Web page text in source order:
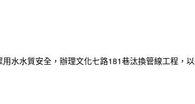
水水質安全，辦理文化七路181巷汰換管線工程，